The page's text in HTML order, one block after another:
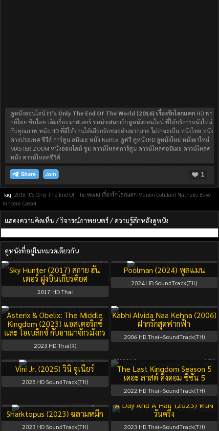
ดูหนังออนไลน์ It’s Only The End Of The World (2016) เรื่องรักโลกแตก HD พา
กย์ไทย ซับไทย เต็มเรื่อง มาสเตอร์ ขอนำเสนอเว็บดูหนังออนไลน์ ที่ให้บริการหนังใหม่
กับคุณภาพ หนัง HD ที่มีให้ท่านได้เลือกรับชมอย่างมากมาย ไม่ว่าจะเป็น หนังไทย หนัง
ต่างประเทศ ซีรีส์ การ์ตูน อนิเมะ หนัง Netflix ดูฟรี ดูหนังHD ดูหนังใหม่ หนังมาใหม่
MASTER ZOOM หนังออนไลน์ ซูม ดาวน์โหลดการ์ตูน ดาวน์โหลดอนิเมะ ดาวน์โหลด
หนัง ดาวน์โหลดซีรีส์
Join 1
Tag: 2016 It's Only The End Of The World เรื่องรักโลกแตก Marion Cotillard Nathalie Baye
Vincent Cassel
แสดงความคิดเห็น / วิจารณ์ภาพยนตร์ / ความรู้สึกหลังดูหนัง
ดูหนังที่อยู่ในหมวดเดียวกัน
Sky Hunter (2017) สกาย ฮัน
เตอร์ ฝูงบินเกียรติยศ
2017 HD Thai
Poolman (2024) พูลแมน
2024 HD SoundTrack(TH)
Asterix & Obelix: The Middle
Kingdom (2023) แอสเตอริกซ์
และ โอเบลิกซ์ กับอาณาจักรมังกร
2023 HD Thai(R)
Kabhi Alvida Naa Kehna (2006)
ฝากรักสุดฟากฟ้า
2006 HD Thai+SoundTrack(TH)
Vini Jr. (2025) วินิ จูเนียร์
2025 HD SoundTrack(TH)
The Last Kingdom Season 5
เดอะ ลาสต์ คิงดอม ซีซัน 5
2022 HD Thai+SoundTrack(TH)
Sharktopus (2023) ฉลามหมึก
2023 HD SoundTrack(TH)
A Day And A Half (2023) หนึ่ง
วันครึ่ง
2023 HD Thai+SoundTrack(TH)